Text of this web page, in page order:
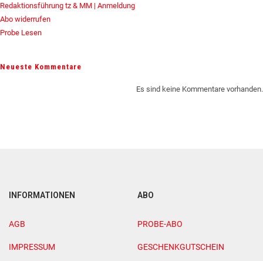
Redaktionsführung tz & MM | Anmeldung
Abo widerrufen
Probe Lesen
Neueste Kommentare
Es sind keine Kommentare vorhanden.
INFORMATIONEN
AGB
IMPRESSUM
ABO
PROBE-ABO
GESCHENKGUTSCHEIN